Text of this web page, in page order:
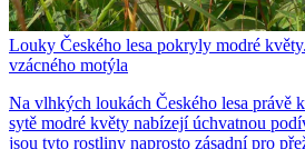
Louky Českého lesa pokryly modré
vzácného motýla
Na vlhkých loukách Českého lesa právě
sytě modré květy nabízejí úchvatnou
jsou tyto rostliny naprosto zásadní pro